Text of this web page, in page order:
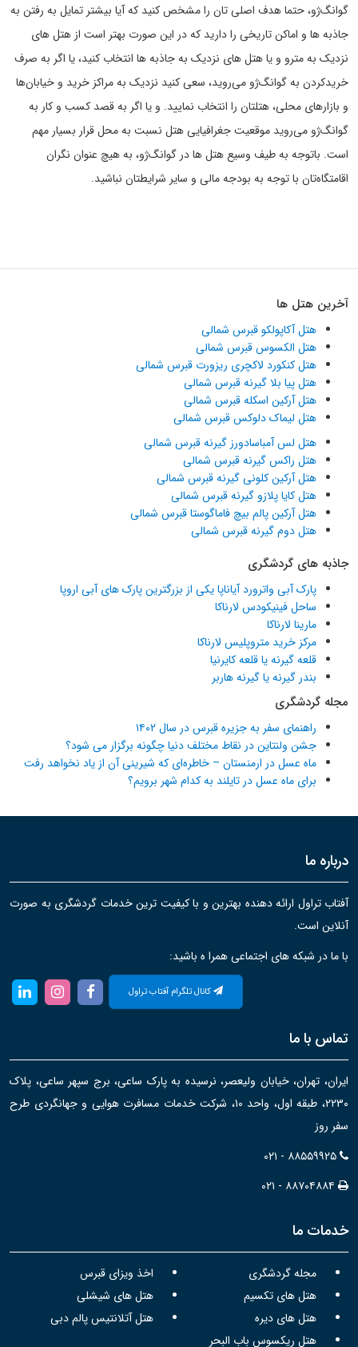
گوانگ‌ژو، حتما هدف اصلی تان را مشخص کنید که آیا بیشتر تمایل به رفتن به
جاذبه ها و اماکن تاریخی را دارید که در این صورت بهتر است از هتل های
نزدیک به مترو و یا هتل های نزدیک به جاذبه ها انتخاب کنید، یا اگر به صرف
خریدکردن به گوانگ‌ژو می‌روید، سعی کنید نزدیک به مراکز خرید و خیابان‌ها
و بازارهای محلی، هتلتان را انتخاب نمایید. و یا اگر به قصد کسب و کار به
گوانگ‌ژو می‌روید موقعیت جغرافیایی هتل نسبت به محل قرار بسیار مهم
است. باتوجه به طیف وسیع هتل ها در گوانگ‌ژو، به هیچ عنوان نگران
اقامتگاه‌تان با توجه به بودجه مالی و سایر شرایطتان نباشید.
آخرین هتل ها
هتل آکاپولکو قبرس شمالی
هتل الکسوس قبرس شمالی
هتل کنکورد لاکچری ریزورت قبرس شمالی
هتل پیا بلا گیرنه قبرس شمالی
هتل آرکین اسکله قبرس شمالی
هتل لیماک دلوکس قبرس شمالی
هتل لس آمباسادورز گیرنه قبرس شمالی
هتل راکس گیرنه قبرس شمالی
هتل آرکین کلونی گیرنه قبرس شمالی
هتل کایا پلازو گیرنه قبرس شمالی
هتل آرکین پالم بیچ فاماگوستا قبرس شمالی
هتل دوم گیرنه قبرس شمالی
جاذبه های گردشگری
پارک آبی واترورد آیاناپا یکی از بزرگترین پارک های آبی اروپا
ساحل فینیکودس لارناکا
مارینا لارناکا
مرکز خرید متروپلیس لارناکا
قلعه گیرنه یا قلعه کایرنیا
بندر گیرنه یا گیرنه هاربر
مجله گردشگری
راهنمای سفر به جزیره قبرس در سال ۱۴۰۲
جشن ولنتاین در نقاط مختلف دنیا چگونه برگزار می شود؟
ماه عسل در ارمنستان – خاطره‌ای که شیرینی آن از یاد نخواهد رفت
برای ماه عسل در تایلند به کدام شهر برویم؟
درباره ما
آفتاب تراول ارائه دهنده بهترین و با کیفیت ترین خدمات گردشگری به صورت
آنلاین است.
با ما در شبکه های اجتماعی همرا ه باشید:
کانال تلگرام آفتاب تراول
تماس با ما
ایران، تهران، خیابان ولیعصر، نرسیده به پارک ساعی، برج سپهر ساعی، پلاک
۲۲۳۰، طبقه اول، واحد ۱۰، شرکت خدمات مسافرت هوایی و جهانگردی طرح
سفر روز
۰۲۱ - ۸۸۵۵۹۹۲۵
۰۲۱ - ۸۸۷۰۴۸۸۴
خدمات ما
مجله گردشگری
اخذ ویزای قبرس
هتل های تکسیم
هتل های شیشلی
هتل های دیره
هتل آتلانتیس پالم دبی
هتل ریکسوس باب البحر